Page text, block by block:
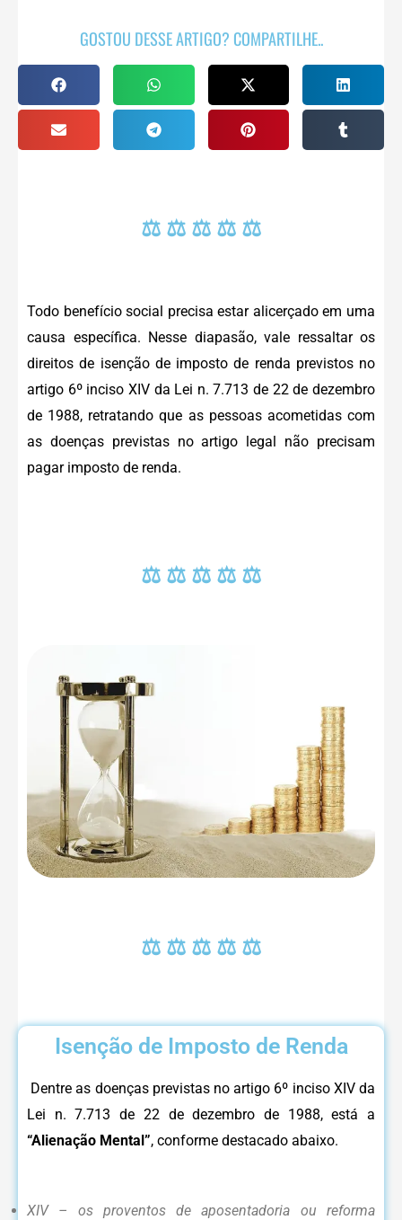
GOSTOU DESSE ARTIGO? COMPARTILHE..
⚖ ⚖ ⚖ ⚖ ⚖
Todo benefício social precisa estar alicerçado em uma
causa específica. Nesse diapasão, vale ressaltar os
direitos de isenção de imposto de renda previstos no
artigo 6º inciso XIV da Lei n. 7.713 de 22 de dezembro
de 1988, retratando que as pessoas acometidas com
as doenças previstas no artigo legal não precisam
pagar imposto de renda.
⚖ ⚖ ⚖ ⚖ ⚖
⚖ ⚖ ⚖ ⚖ ⚖
Isenção de Imposto de Renda
Dentre as doenças previstas no artigo 6º inciso XIV da
Lei n. 7.713 de 22 de dezembro de 1988, está a
“Alienação Mental”, conforme destacado abaixo.
XIV – os proventos de aposentadoria ou reforma